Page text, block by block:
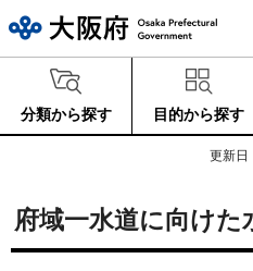
分類から探す 目的から探す
更新日
府域一水道に向け